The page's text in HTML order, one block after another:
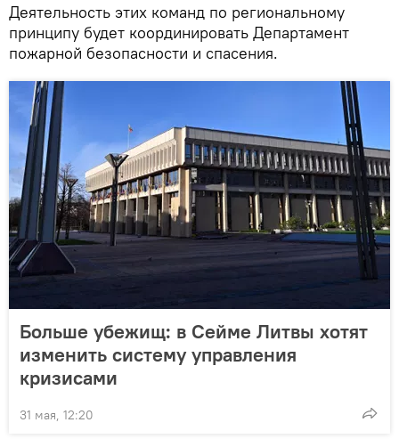
Деятельность этих команд по региональному
принципу будет координировать Департамент
пожарной безопасности и спасения.
Больше убежищ: в Сейме Литвы хотят
изменить систему управления
кризисами
31 мая, 12:20